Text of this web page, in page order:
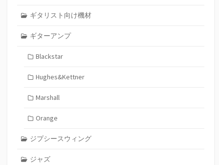
ギタリスト向け機材
ギターアンプ
Blackstar
Hughes&Kettner
Marshall
Orange
ジプシースウィング
ジャズ